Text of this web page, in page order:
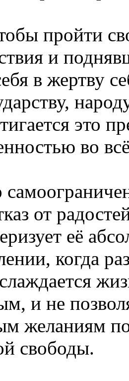
пройти
и
в жертву
это
во
от
её
когда
и не
желаниям
свободы.